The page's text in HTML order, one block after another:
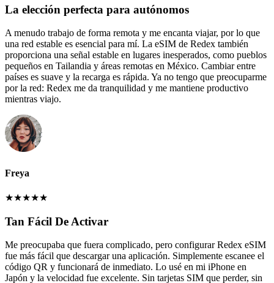
La elección perfecta para autónomos
A menudo trabajo de forma remota y me encanta viajar, por lo que
una red estable es esencial para mí. La eSIM de Redex también
proporciona una señal estable en lugares inesperados, como pueblos
pequeños en Tailandia y áreas remotas en México. Cambiar entre
países es suave y la recarga es rápida. Ya no tengo que preocuparme
por la red: Redex me da tranquilidad y me mantiene productivo
mientras viajo.
Freya
★★★★★
Tan Fácil De Activar
Me preocupaba que fuera complicado, pero configurar Redex eSIM
fue más fácil que descargar una aplicación. Simplemente escanee el
código QR y funcionará de inmediato. Lo usé en mi iPhone en
Japón y la velocidad fue excelente. Sin tarjetas SIM que perder, sin